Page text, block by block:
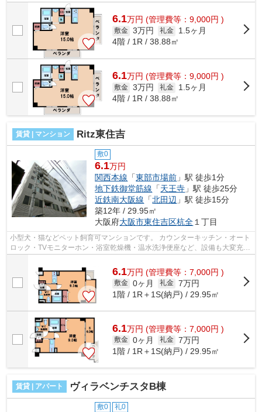
ります。 ■□■□■□■□■□■□■□■□■□■□■□■...
6.1万円 (管理費等：9,000円 )
敷金 3万円 礼金
1.5ヶ月
4階 / 1R / 38.88㎡
6.1万円 (管理費等：9,000円 )
敷金 3万円 礼金
1.5ヶ月
4階 / 1R / 38.88㎡
賃貸 | マンション Ritz東住吉
敷0
6.1万円
関西本線 「東部市場前 」駅 徒歩1分
地下鉄御堂筋線 「天王寺 」駅 徒歩25分
近鉄南大阪線 「北田辺 」駅 徒歩15分
築12年 / 29.95㎡
大阪府大阪市東住吉区杭全１丁目
小型犬・猫などペット飼育可マンションです。 カウンターキッチン・オート
ロック・TVモニターホン・浴室乾燥機・温水洗浄便座など、設備も大変充実
6.1万円 (管理費等：7,000円 )
敷金 0ヶ月 礼金 7万円
1階 / 1R＋1S(納戸) / 29.95㎡
6.1万円 (管理費等：7,000円 )
敷金 0ヶ月 礼金 7万円
1階 / 1R＋1S(納戸) / 29.95㎡
賃貸 | アパート ヴィラベンチスタB棟
敷0 礼0